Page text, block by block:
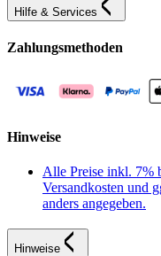
Hilfe & Services
Zahlungsmethoden
Hinweise
Alle Preise inkl. 7%
Versandkosten und
anders angegeben.
Hinweise